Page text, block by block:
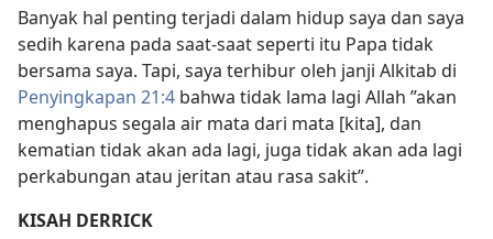
Banyak hal penting terjadi dalam hidup saya dan saya
sedih karena pada saat-saat seperti itu Papa tidak
bersama saya. Tapi, saya terhibur oleh janji Alkitab di
Penyingkapan 21:4 bahwa tidak lama lagi Allah ”akan
menghapus segala air mata dari mata [kita], dan
kematian tidak akan ada lagi, juga tidak akan ada lagi
perkabungan atau jeritan atau rasa sakit”.
KISAH DERRICK